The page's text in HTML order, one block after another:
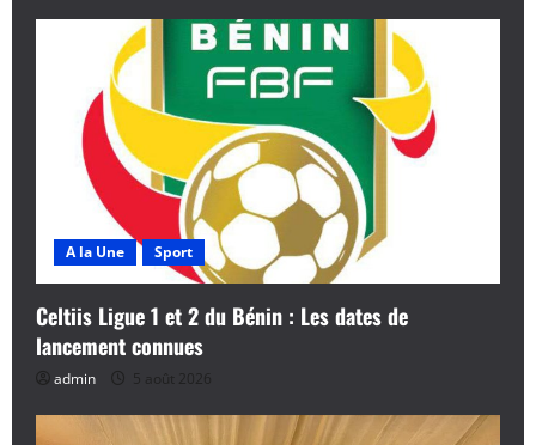
A la Une Sport
Celtiis Ligue 1 et 2 du Bénin : Les dates de
lancement connues
admin 5 août 2026